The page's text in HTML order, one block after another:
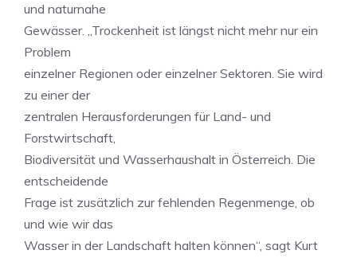
und naturnahe
Gewässer. „Trockenheit ist längst nicht mehr nur ein
Problem
einzelner Regionen oder einzelner Sektoren. Sie wird
zu einer der
zentralen Herausforderungen für Land- und
Forstwirtschaft,
Biodiversität und Wasserhaushalt in Österreich. Die
entscheidende
Frage ist zusätzlich zur fehlenden Regenmenge, ob
und wie wir das
Wasser in der Landschaft halten können“, sagt Kurt